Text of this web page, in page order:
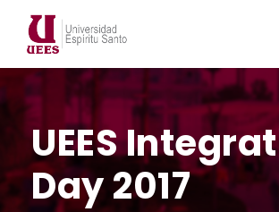
UEES
Day 2017